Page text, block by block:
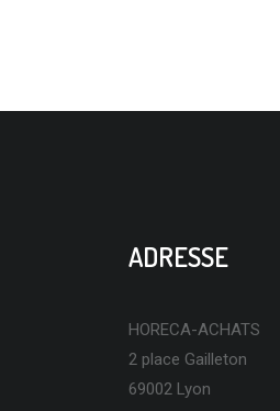
ADRESSE
HORECA-ACHATS
2 place Gailleton
69002 Lyon